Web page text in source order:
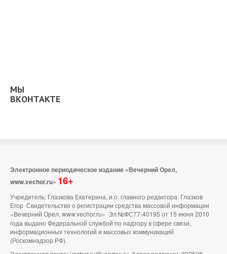
МЫ
ВКОНТАКТЕ
Электронное периодическое издание «Вечерний Орел,
www.vechor.ru» 16+
Учредитель: Глазкова Екатерина, и.о. главного редактора: Глазков
Егор Свидетельство о регистрации средства массовой информации
«Вечерний Орел, www.vechor.ru» Эл №ФС77-40195 от 15 июня 2010
года выдано Федеральной службой по надзору в сфере связи,
информационных технологий и массовых коммуникаций
(Роскомнадзор РФ).